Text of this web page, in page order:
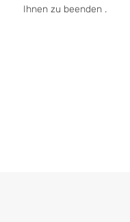
Ihnen zu beenden .